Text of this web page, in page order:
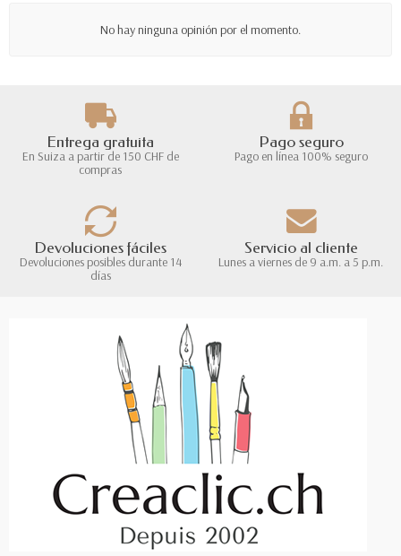
No hay ninguna opinión por el momento.
Entrega gratuita
En Suiza a partir de 150 CHF de
compras
Pago seguro
Pago en línea 100% seguro
Devoluciones fáciles
Devoluciones posibles durante 14
días
Servicio al cliente
Lunes a viernes de 9 a.m. a 5 p.m.